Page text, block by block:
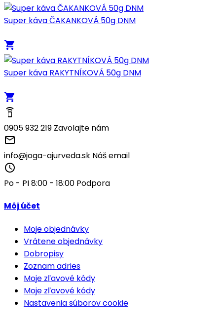
Super káva ČAKANKOVÁ 50g DNM
local_grocery_store
Super káva RAKYTNÍKOVÁ 50g DNM
local_grocery_store
speaker_phone
0905 932 219 Zavolajte nám
mail_outline
info@joga-ajurveda.sk Náš email
access_time
Po - PI 8:00 - 18:00 Podpora
Môj účet
Moje objednávky
Vrátene objednávky
Dobropisy
Zoznam adries
Moje zľavové kódy
Moje zľavové kódy
Nastavenia súborov cookie